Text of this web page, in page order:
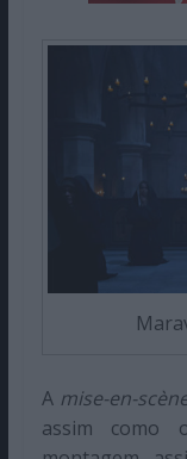
A mise-en-
assim como